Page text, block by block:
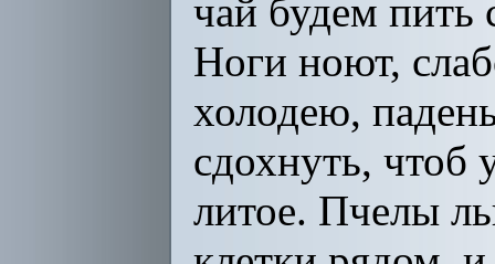
чай будем пить
Ноги ноют,
холодею,
сдохнуть, чтоб
литое. Пчелы